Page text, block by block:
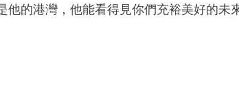
的港灣，他能看得見你們充裕美好的未